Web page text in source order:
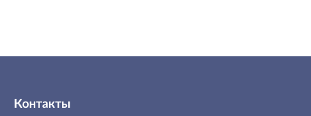
Контакты